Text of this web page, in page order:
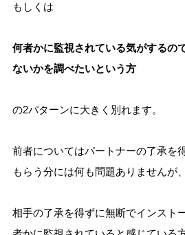
もしくは
何者かに監視されている気がするの
ないかを調べたいという方
の2パターンに大きく別れます。
前者についてはパートナーの了承を
もらう分には何も問題ありませんが、
相手の了承を得ずに無断でインスト